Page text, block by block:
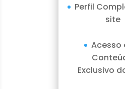
Perfil
site
Acesso
Exclusivo